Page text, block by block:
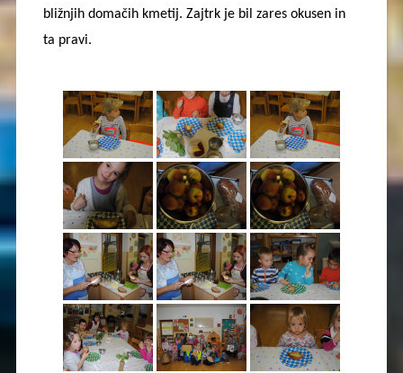
bližnjih domačih kmetij. Zajtrk je bil zares okusen in
ta pravi.